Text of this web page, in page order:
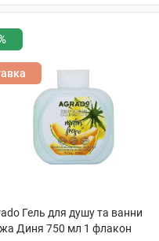
Гель для душу та ванни
Диня 750 мл 1 флакон